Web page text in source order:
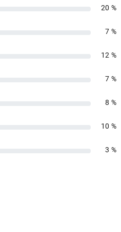
20 %
7 %
12 %
7 %
8 %
10 %
3 %